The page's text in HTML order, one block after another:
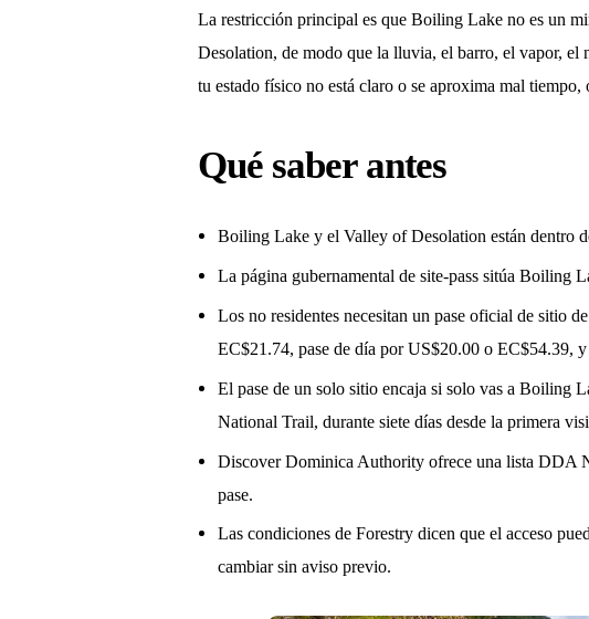
La restricción principal es que Boiling Lake no es un
Desolation, de modo que la lluvia, el barro, el vapor, el
tu estado físico no está claro o se aproxima mal
Qué saber antes
Boiling Lake y el Valley of Desolation están dentro
La página gubernamental de site-pass sitúa Boiling
Los no residentes necesitan un pase oficial de sitio
EC$21.74, pase de día por US$20.00 o EC$54.39,
El pase de un solo sitio encaja si solo vas a Boiling
National Trail, durante siete días desde la primera
Discover Dominica Authority ofrece una lista DDA
pase.
Las condiciones de Forestry dicen que el acceso
cambiar sin aviso previo.